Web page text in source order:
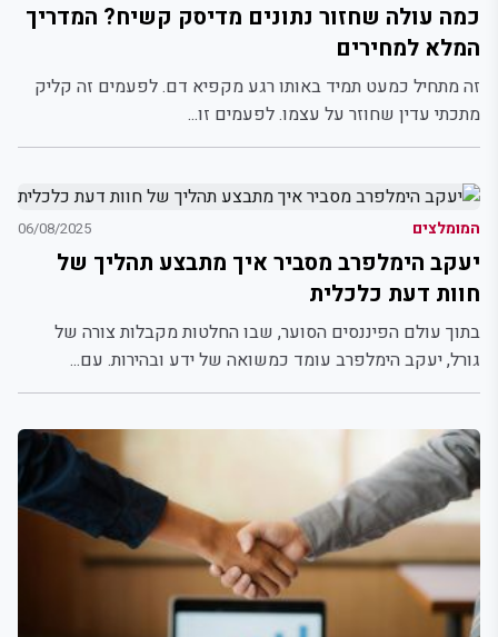
כמה עולה שחזור נתונים מדיסק קשיח? המדריך
המלא למחירים
זה מתחיל כמעט תמיד באותו רגע מקפיא דם. לפעמים זה קליק
מתכתי עדין שחוזר על עצמו. לפעמים זו...
המומלצים 06/08/2025
יעקב הימלפרב מסביר איך מתבצע תהליך של
חוות דעת כלכלית
בתוך עולם הפיננסים הסוער, שבו החלטות מקבלות צורה של
גורל, יעקב הימלפרב עומד כמשואה של ידע ובהירות. עם...